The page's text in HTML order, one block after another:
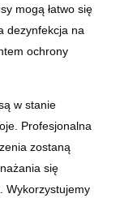
mogą łatwo się
dezynfekcja na
ochrony
w stanie
Profesjonalna
zostaną
się
Wykorzystujemy